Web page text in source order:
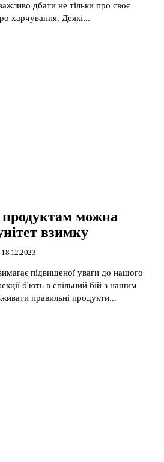
дбати не тільки про своє
харчування. Деякі...
можна
взимку
18.12.2023
підвищеної уваги до нашого
б'ють в спільний бій з нашим
правильні продукти...